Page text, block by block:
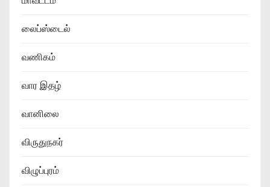
லைப்ஸ்டைல்
வணிகம்
வார இதழ்
வானிலை
விருதுநகர்
விழுப்புரம்